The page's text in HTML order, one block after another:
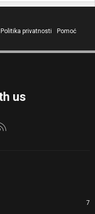
Politika privatnosti
Pomoć
us
nas
7